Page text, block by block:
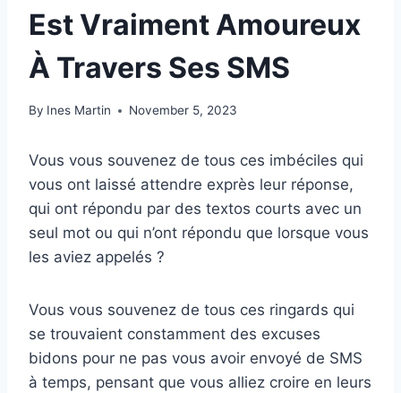
Est Vraiment Amoureux
À Travers Ses SMS
By Ines Martin November 5, 2023
Vous vous souvenez de tous ces imbéciles qui
vous ont laissé attendre exprès leur réponse,
qui ont répondu par des textos courts avec un
seul mot ou qui n’ont répondu que lorsque vous
les aviez appelés ?
Vous vous souvenez de tous ces ringards qui
se trouvaient constamment des excuses
bidons pour ne pas vous avoir envoyé de SMS
à temps, pensant que vous alliez croire en leurs